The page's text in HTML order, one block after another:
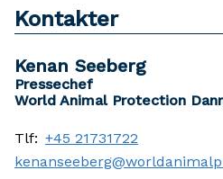
Kontakter
Kenan Seeberg
Pressechef
World Animal Protection
Tlf: +45 21731722